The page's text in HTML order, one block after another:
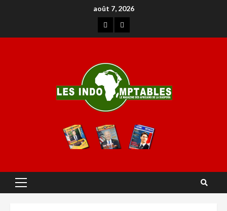
août 7, 2026